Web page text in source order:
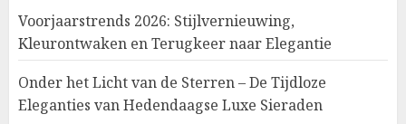
Voorjaarstrends 2026: Stijlvernieuwing,
Kleurontwaken en Terugkeer naar Elegantie
Onder het Licht van de Sterren – De Tijdloze
Eleganties van Hedendaagse Luxe Sieraden